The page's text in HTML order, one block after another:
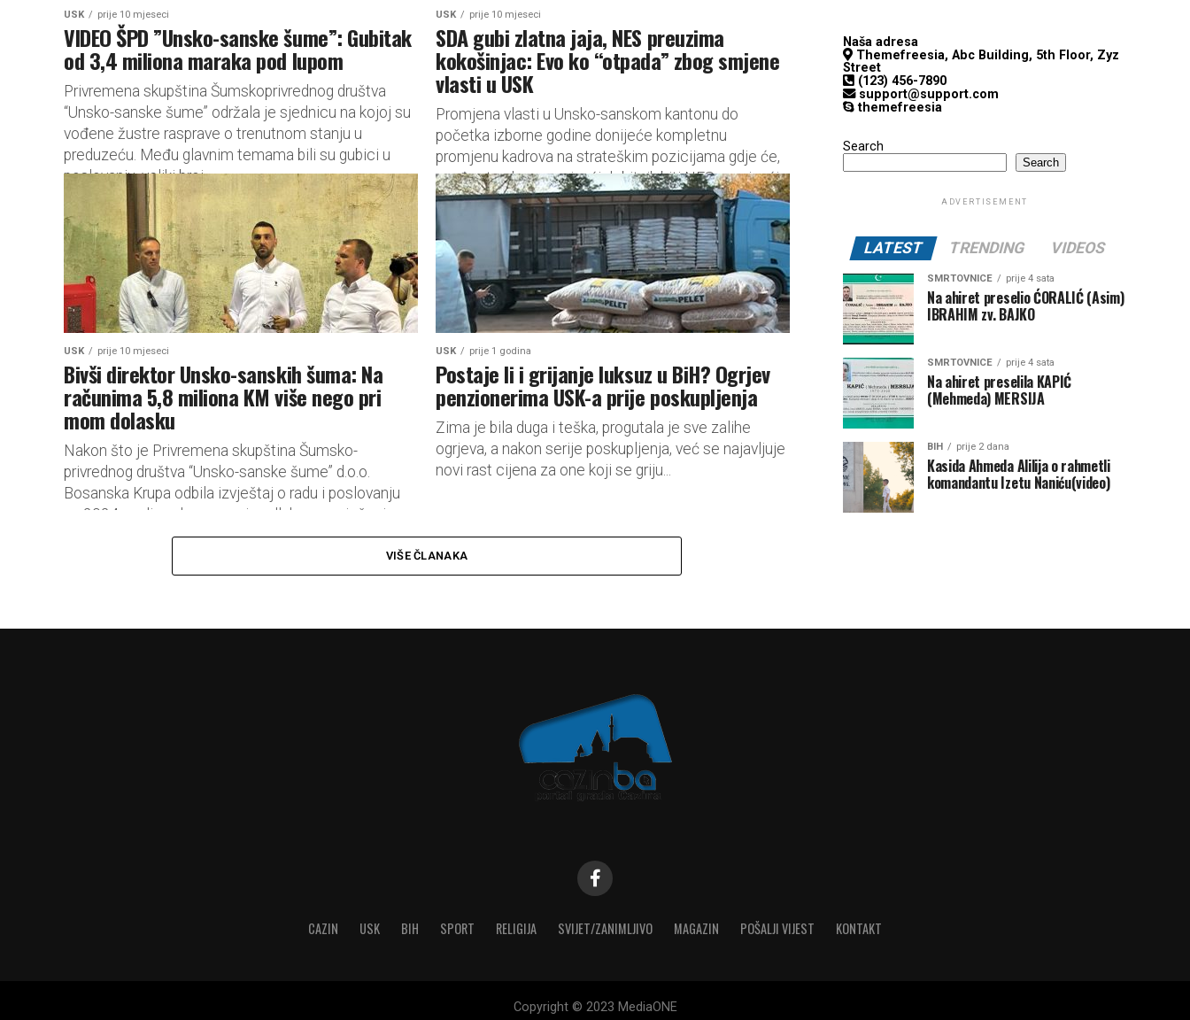
USK prije 10 mjeseci
VIDEO ŠPD ”Unsko-sanske šume”: Gubitak
od 3,4 miliona maraka pod lupom
Privremena skupština Šumskoprivrednog društva
“Unsko-sanske šume” održala je sjednicu na kojoj su
vođene žustre rasprave o trenutnom stanju u
preduzeću. Među glavnim temama bili su gubici u
poslovanju, veliki broj...
USK prije 10 mjeseci
SDA gubi zlatna jaja, NES preuzima
kokošinjac: Evo ko “otpada” zbog smjene
vlasti u USK
Promjena vlasti u Unsko-sanskom kantonu do
početka izborne godine donijeće kompletnu
promjenu kadrova na strateškim pozicijama gdje će,
među strankama, najveći dobitnik biti NES, a najveći...
USK prije 10 mjeseci
Bivši direktor Unsko-sanskih šuma: Na
računima 5,8 miliona KM više nego pri
mom dolasku
Nakon što je Privremena skupština Šumsko-
privrednog društva “Unsko-sanske šume” d.o.o.
Bosanska Krupa odbila izvještaj o radu i poslovanju
za 2024. godinu, donesena je odluka o razrješenju...
USK prije 1 godina
Postaje li i grijanje luksuz u BiH? Ogrjev
penzionerima USK-a prije poskupljenja
Zima je bila duga i teška, progutala je sve zalihe
ogrjeva, a nakon serije poskupljenja, već se najavljuje
novi rast cijena za one koji se griju...
VIŠE ČLANAKA
Naša adresa
Themefreesia, Abc Building, 5th Floor, Zyz
Street
(123) 456-7890
support@support.com
themefreesia
Search
Search
ADVERTISEMENT
LATEST TRENDING VIDEOS
SMRTOVNICE prije 4 sata
Na ahiret preselio ĆORALIĆ (Asim)
IBRAHIM zv. BAJKO
SMRTOVNICE prije 4 sata
Na ahiret preselila KAPIĆ
(Mehmeda) MERSIJA
BIH prije 2 dana
Kasida Ahmeda Alilija o rahmetli
komandantu Izetu Naniću(video)
CAZIN USK BIH SPORT RELIGIJA SVIJET/ZANIMLJIVO MAGAZIN POŠALJI VIJEST KONTAKT
Copyright © 2023 MediaONE